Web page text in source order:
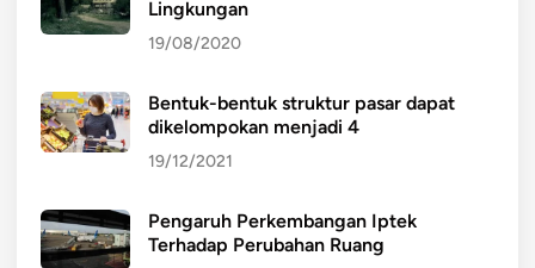
Lingkungan
19/08/2020
Bentuk-bentuk struktur pasar dapat
dikelompokan menjadi 4
19/12/2021
Pengaruh Perkembangan Iptek
Terhadap Perubahan Ruang